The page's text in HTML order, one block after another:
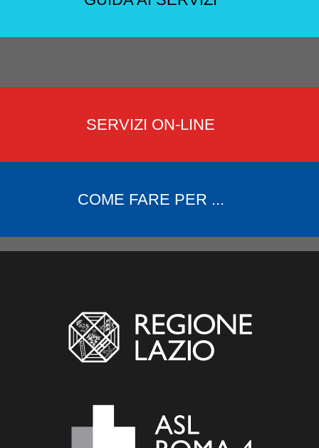
SERVIZI ON-LINE
COME FARE PER ...